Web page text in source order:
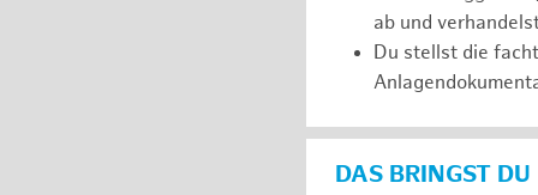
ab und
Du stellst die
DAS BRINGST